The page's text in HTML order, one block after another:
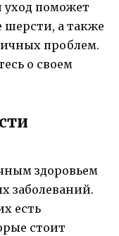
поможет
шерсти, а также
проблем.
о своем
здоровьем
заболеваний.
есть
стоит